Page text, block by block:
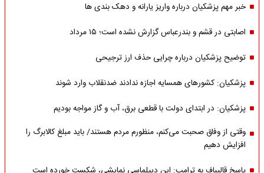
خبر مهم پزشکیان درباره واریز یارانه و دهک بندی ها
اصابتی در قشم و بندرعباس گزارش نشده است؛ ۱۵ مرداد
توضیح پزشکیان درباره چرایی حذف ارز ترجیحی
پزشکیان: کشورهای همسایه اجازه ندادند ضدنقلاب وارد شوند
پزشکیان: در ابتدای دولت با قطعی برق، آب و گاز مواجه بودیم
وقتی از وفاق صحبت می‌کنم، منظورم مردم هستند/ باید مبلغ کالابرگ را
افزایش دهیم